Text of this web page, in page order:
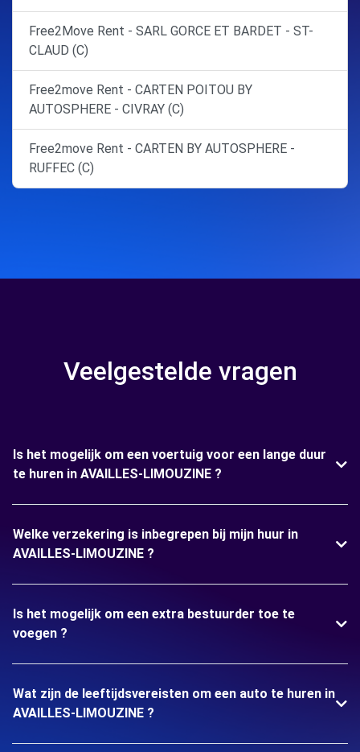
Free2Move Rent - SARL GORCE ET BARDET - ST-
CLAUD (C)
Free2move Rent - CARTEN POITOU BY
AUTOSPHERE - CIVRAY (C)
Free2move Rent - CARTEN BY AUTOSPHERE -
RUFFEC (C)
Veelgestelde vragen
Is het mogelijk om een voertuig voor een lange duur
te huren in AVAILLES-LIMOUZINE ?
Welke verzekering is inbegrepen bij mijn huur in
AVAILLES-LIMOUZINE ?
Is het mogelijk om een extra bestuurder toe te
voegen ?
Wat zijn de leeftijdsvereisten om een auto te huren in
AVAILLES-LIMOUZINE ?